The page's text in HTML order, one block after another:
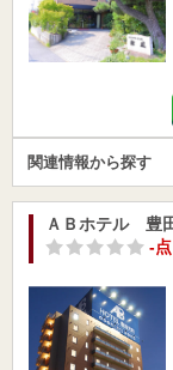
関連情報から探す
ＡＢホテル 豊
-点